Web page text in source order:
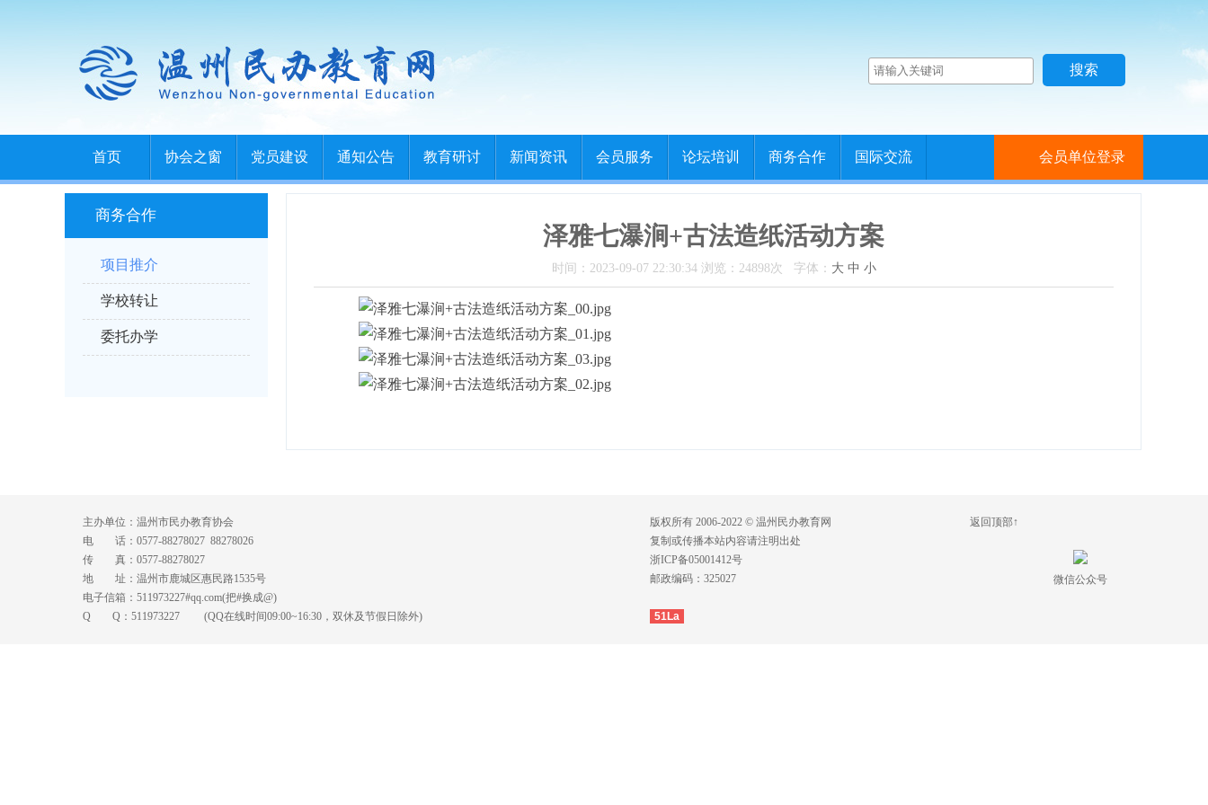
首页 协会之窗 党员建设 通知公告 教育研讨 新闻资讯 会员服务 论坛培训 商务合作 国际交流 会员单位登录
商务合作
项目推介
学校转让
委托办学
泽雅七瀑涧+古法造纸活动方案
时间：2023-09-07 22:30:34 浏览：24898次 字体： 大 中 小
主办单位：温州市民办教育协会 版权所有 2006-2022 © 温州民办教育网 返回顶部↑
微信公众号
电 话：0577-88278027 88278026
复制或传播本站内容请注明出处
传 真：0577-88278027
浙ICP备05001412号
地 址：温州市鹿城区惠民路1535号
邮政编码：325027
电子信箱：511973227#qq.com(把#换成@)
Q Q： 511973227 (QQ在线时间09:00~16:30，双休及节假日除外) 51La